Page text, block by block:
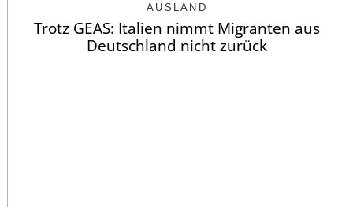
AUSLAND
Trotz GEAS: Italien nimmt Migranten aus
Deutschland nicht zurück